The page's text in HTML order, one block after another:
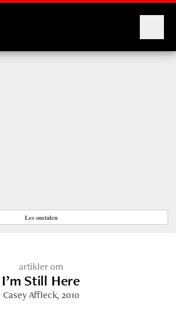
Les omtalen
artikler om
I’m Still Here
Casey Affleck, 2010